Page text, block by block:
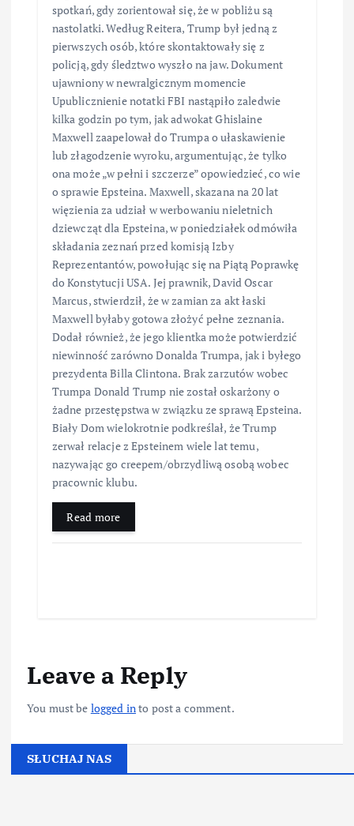
spotkań, gdy zorientował się, że w pobliżu są
nastolatki. Według Reitera, Trump był jedną z
pierwszych osób, które skontaktowały się z
policją, gdy śledztwo wyszło na jaw. Dokument
ujawniony w newralgicznym momencie
Upublicznienie notatki FBI nastąpiło zaledwie
kilka godzin po tym, jak adwokat Ghislaine
Maxwell zaapelował do Trumpa o ułaskawienie
lub złagodzenie wyroku, argumentując, że tylko
ona może „w pełni i szczerze” opowiedzieć, co wie
o sprawie Epsteina. Maxwell, skazana na 20 lat
więzienia za udział w werbowaniu nieletnich
dziewcząt dla Epsteina, w poniedziałek odmówiła
składania zeznań przed komisją Izby
Reprezentantów, powołując się na Piątą Poprawkę
do Konstytucji USA. Jej prawnik, David Oscar
Marcus, stwierdził, że w zamian za akt łaski
Maxwell byłaby gotowa złożyć pełne zeznania.
Dodał również, że jego klientka może potwierdzić
niewinność zarówno Donalda Trumpa, jak i byłego
prezydenta Billa Clintona. Brak zarzutów wobec
Trumpa Donald Trump nie został oskarżony o
żadne przestępstwa w związku ze sprawą Epsteina.
Biały Dom wielokrotnie podkreślał, że Trump
zerwał relacje z Epsteinem wiele lat temu,
nazywając go creepem/obrzydliwą osobą wobec
pracownic klubu.
Read more
Leave a Reply
You must be logged into post a comment.
SŁUCHAJ NAS